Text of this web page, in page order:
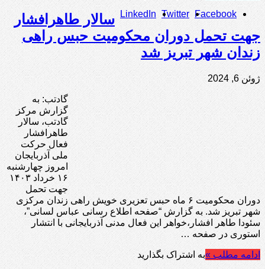
Facebook
Twitter
LinkedIn
سالار طاهرافشار
جهت تحمل دوران محکومیت حبس راهی
زندان شهر تبریز شد
ژوئن 6, 2024
گادتب: به
گزارش مرکز
گادتب، سالار
طاهرافشار
فعال حرکت
ملی آذربایجان
امروز چهارشنبه
۱۶ خرداد ۱۴۰۳
جهت تحمل
دوران محکومیت ۶ ماه حبس تعزیری خویش راهی زندان مرکزی
شهر تبریز شد. به گزارش “صفحه اطلاع رسانی عباس لسانی”،
سئودا طاهر افشار،خواهر این فعال مدنی آذربایجانی با انتشار
استوری در صفحه …
ادامه مطلب »به اشتراک بگذارید